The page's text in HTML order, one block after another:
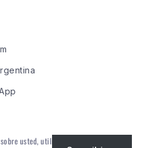
usted, utilizar cookies, integrar